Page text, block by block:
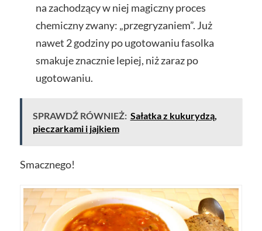
na zachodzący w niej magiczny proces
chemiczny zwany: „przegryzaniem”. Już
nawet 2 godziny po ugotowaniu fasolka
smakuje znacznie lepiej, niż zaraz po
ugotowaniu.
SPRAWDŹ RÓWNIEŻ: Sałatka z kukurydzą,
pieczarkami i jajkiem
Smacznego!